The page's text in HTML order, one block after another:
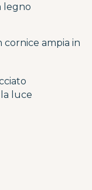
legno
ampia in
luce